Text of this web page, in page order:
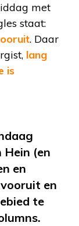
met
staat:
. Daar
lang
is
(en
en
en
te